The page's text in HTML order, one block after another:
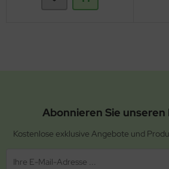
Abonnieren Sie
Kostenlose exklusive Angebote und